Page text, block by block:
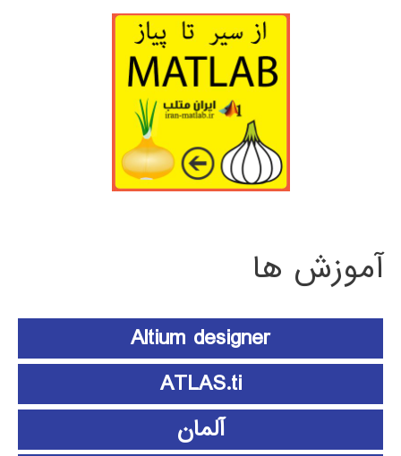
آموزش ها
Altium designer
ATLAS.ti
آلمان